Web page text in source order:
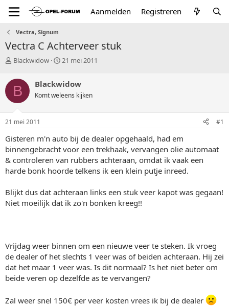
Aanmelden Registreren
Vectra, Signum
Vectra C Achterveer stuk
T
p
i
c
s
a
t
e
r
Blackwidow
S
r
t
a
m
21 mei 2011
B Blackwidow
Komt weleens kijken
21 mei 2011 #1
Gisteren m'n auto bij de dealer opgehaald, had em
binnengebracht voor een trekhaak, vervangen olie automaat
& controleren van rubbers achteraan, omdat ik vaak een
harde bonk hoorde telkens ik een klein putje inreed.
Blijkt dus dat achteraan links een stuk veer kapot was gegaan!
Niet moeilijk dat ik zo'n bonken kreeg!!
Vrijdag weer binnen om een nieuwe veer te steken. Ik vroeg
de dealer of het slechts 1 veer was of beiden achteraan. Hij zei
dat het maar 1 veer was. Is dit normaal? Is het niet beter om
beide veren op dezelfde as te vervangen?
Zal weer snel 150€ per veer kosten vrees ik bij de dealer